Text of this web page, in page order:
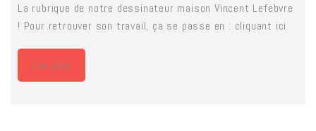
La rubrique de notre dessinateur maison Vincent Lefebvre
! Pour retrouver son travail, ça se passe en : cliquant ici
Lire plus